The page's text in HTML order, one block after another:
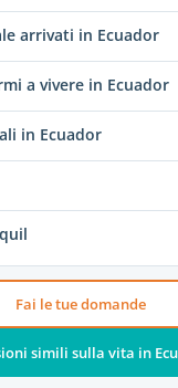
arrivati in Ecuador
a vivere in Ecuador
in Ecuador
Fai le tue domande
simili sulla vita in